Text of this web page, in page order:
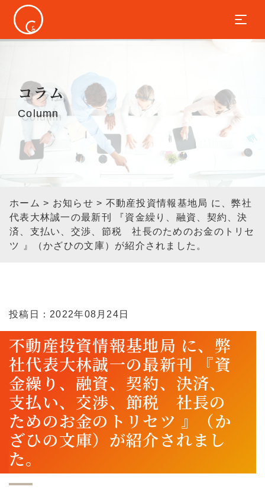
コラム
Column
ホーム > お知らせ > 不動産投資情報基地局 に、弊社
代表大林誠一の最新刊 『資金繰り、融資、契約、決
済、支払い、交渉、節税 社長のためのお金のトリセ
ツ 』（かざひの文庫）が紹介されました。
投稿日：2022年08月24日
不動産投資情報基地局 に、弊
社代表大林誠一の最新刊 『資
金繰り、融資、契約、決済、
支払い、交渉、節税 社長の
ためのお金のトリセツ 』（か
ざひの文庫）が紹介されまし
た。